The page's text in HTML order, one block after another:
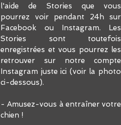
l'aide de Stories que vous
pourrez voir pendant 24h sur
Facebook ou Instagram. Les
Stories sont toutefois
enregistrées et vous pourrez les
retrouver sur notre compte
Instagram juste ici (voir la photo
ci-dessous).
- Amusez-vous à entraîner votre
chien !